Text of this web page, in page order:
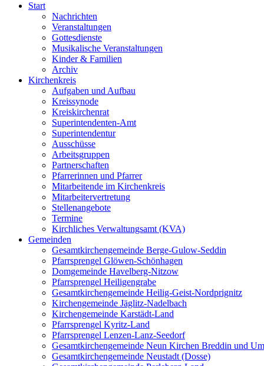
Start
Nachrichten
Veranstaltungen
Gottesdienste
Musikalische Veranstaltungen
Kinder & Familien
Archiv
Kirchenkreis
Aufgaben und Aufbau
Kreissynode
Kreiskirchenrat
Superintendenten-Amt
Superintendentur
Ausschüsse
Arbeitsgruppen
Partnerschaften
Pfarrerinnen und Pfarrer
Mitarbeitende im Kirchenkreis
Mitarbeitervertretung
Stellenangebote
Termine
Kirchliches Verwaltungsamt (KVA)
Gemeinden
Gesamtkirchengemeinde Berge-Gulow-Seddin
Pfarrsprengel Glöwen-Schönhagen
Domgemeinde Havelberg-Nitzow
Pfarrsprengel Heiligengrabe
Gesamtkirchengemeinde Heilig-Geist-Nordprignitz
Kirchengemeinde Jäglitz-Nadelbach
Kirchengemeinde Karstädt-Land
Pfarrsprengel Kyritz-Land
Pfarrsprengel Lenzen-Lanz-Seedorf
Gesamtkirchengemeinde Neun Kirchen Breddin und
Gesamtkirchengemeinde Neustadt (Dosse)